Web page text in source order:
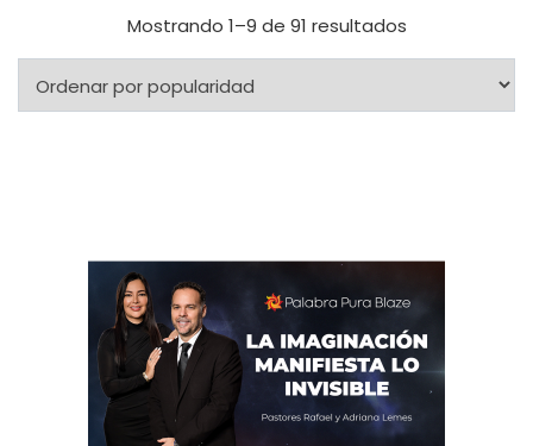
Mostrando 1–9 de 91 resultados